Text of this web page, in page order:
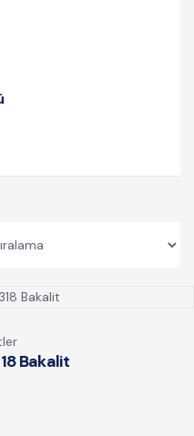
Bakalit